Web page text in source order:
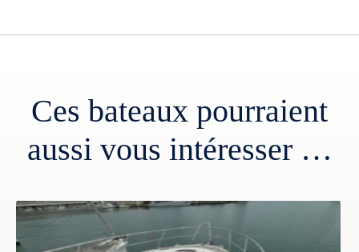
Ces bateaux pourraient
aussi vous intéresser …